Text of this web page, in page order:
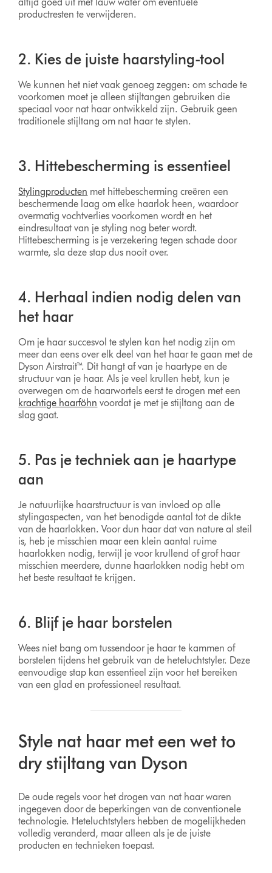
productresten te verwijderen.
2. Kies de juiste haarstyling-tool
We kunnen het niet vaak genoeg zeggen: om schade te
voorkomen moet je alleen stijltangen gebruiken die
speciaal voor nat haar ontwikkeld zijn. Gebruik geen
traditionele stijltang om nat haar te stylen.
3. Hittebescherming is essentieel
Stylingproducten met hittebescherming creëren een
beschermende laag om elke haarlok heen, waardoor
overmatig vochtverlies voorkomen wordt en het
eindresultaat van je styling nog beter wordt.
Hittebescherming is je verzekering tegen schade door
warmte, sla deze stap dus nooit over.
4. Herhaal indien nodig delen van
het haar
Om je haar succesvol te stylen kan het nodig zijn om
meer dan eens over elk deel van het haar te gaan met de
Dyson Airstrait™. Dit hangt af van je haartype en de
structuur van je haar. Als je veel krullen hebt, kun je
overwegen om de haarwortels eerst te drogen met een
krachtige haarföhn voordat je met je stijltang aan de
slag gaat.
5. Pas je techniek aan je haartype
aan
Je natuurlijke haarstructuur is van invloed op alle
stylingaspecten, van het benodigde aantal tot de dikte
van de haarlokken. Voor dun haar dat van nature al steil
is, heb je misschien maar een klein aantal ruime
haarlokken nodig, terwijl je voor krullend of grof haar
misschien meerdere, dunne haarlokken nodig hebt om
het beste resultaat te krijgen.
6. Blijf je haar borstelen
Wees niet bang om tussendoor je haar te kammen of
borstelen tijdens het gebruik van de heteluchtstyler. Deze
eenvoudige stap kan essentieel zijn voor het bereiken
van een glad en professioneel resultaat.
Style nat haar met een wet to
dry stijltang van Dyson
De oude regels voor het drogen van nat haar waren
ingegeven door de beperkingen van de conventionele
technologie. Heteluchtstylers hebben de mogelijkheden
volledig veranderd, maar alleen als je de juiste
producten en technieken toepast.